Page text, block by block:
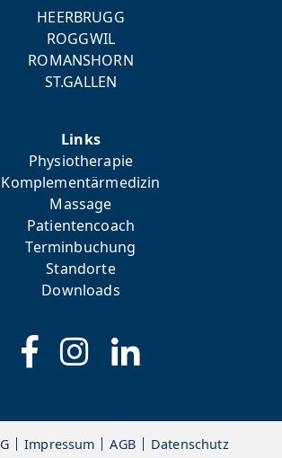
HEERBRUGG
ROGGWIL
ROMANSHORN
ST.GALLEN
Links
Physiotherapie
Komplementärmedizin
Massage
Patientencoach
Terminbuchung
Standorte
Downloads
Impressum AGB Datenschutz